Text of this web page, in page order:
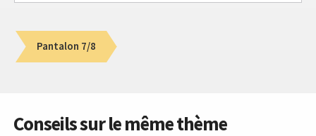
Pantalon 7/8
Conseils sur le même thème